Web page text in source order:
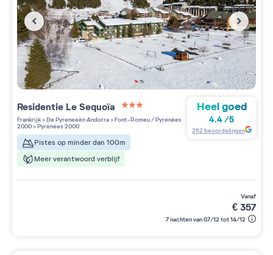
Residentie Le Sequoïa
3 étoiles sur 5
Frankrijk>De Pyreneeën Andorra>Font-Romeu / Pyrénées
2000>Pyrénées 2000
Pistes op minder dan 100m
Meer verantwoord verblijf
Heel goed
4.4/5
252 beoordelingen
vanaf
€357
7 nachten van 07/12 tot 14/12